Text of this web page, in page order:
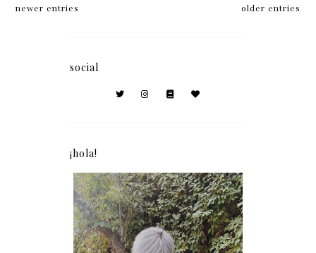
newer entries older entries
social
¡hola!